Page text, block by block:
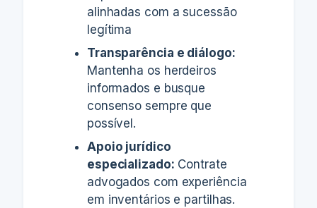
alinhadas com a sucessão
legítima
Transparência e diálogo:
Mantenha os herdeiros
informados e busque
consenso sempre que
possível.
Apoio jurídico
especializado: Contrate
advogados com experiência
em inventários e partilhas.